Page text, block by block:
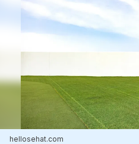
hellosehat.com